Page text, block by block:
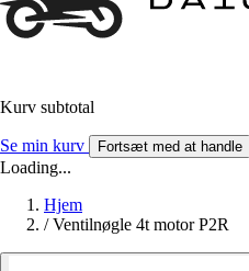
Kurv subtotal
Se min kurv Fortsæt med at handle
Loading...
Hjem
/ Ventilnøgle 4t motor P2R